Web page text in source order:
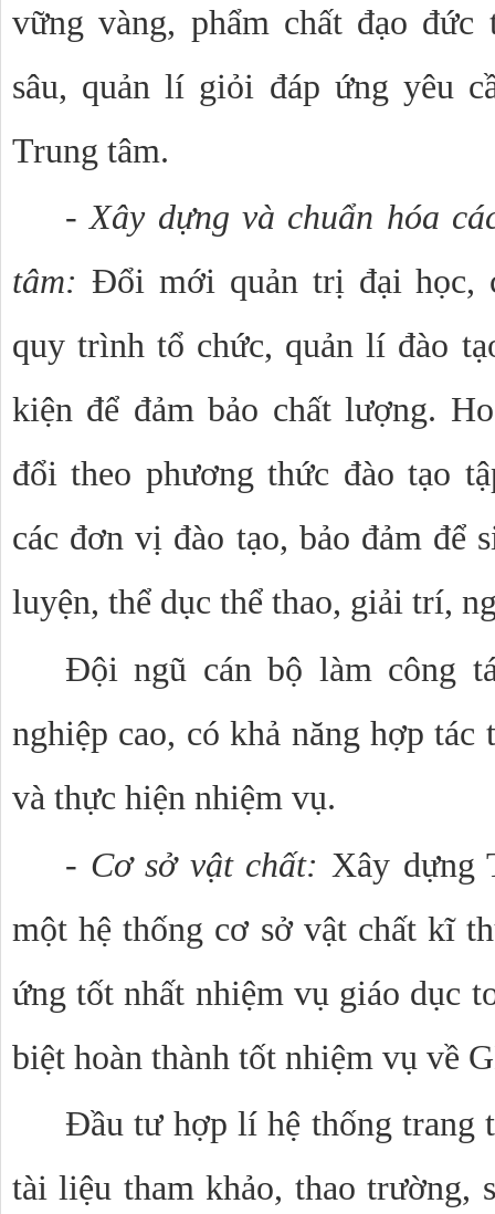
vững vàng, phẩm chất đạo
sâu, quản lí giỏi đáp ứng yêu
Trung tâm.
-Xây dựng và chuẩn hóa
tâm: Đổi mới quản trị đại học,
quy trình tổ chức, quản lí đào
kiện để đảm bảo chất lượng.
đổi theo phương thức đào tạo
các đơn vị đào tạo, bảo đảm để
luyện, thể dục thể thao, giải trí,
Đội ngũ cán bộ làm công
nghiệp cao, có khả năng hợp
và thực hiện nhiệm vụ.
- Cơ sở vật chất: Xây dựng
một hệ thống cơ sở vật chất kĩ
ứng tốt nhất nhiệm vụ giáo dục
biệt hoàn thành tốt nhiệm vụ về
Đầu tư hợp lí hệ thống trang
tài liệu tham khảo, thao trường,